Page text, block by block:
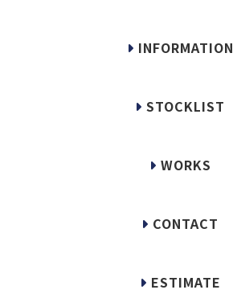
INFORMATION
STOCKLIST
WORKS
CONTACT
ESTIMATE